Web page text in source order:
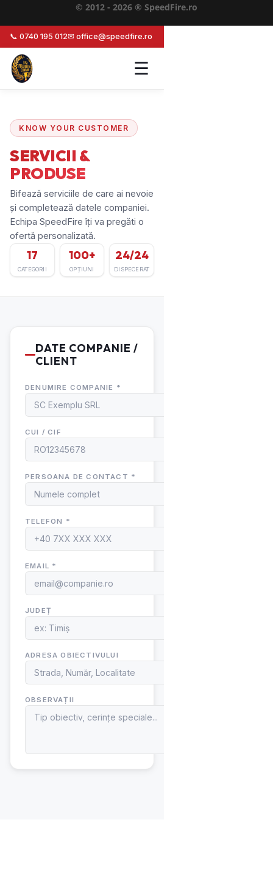
© 2012 - 2026 ® SpeedFire.ro